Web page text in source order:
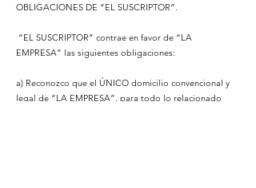
OBLIGACIONES DE “EL SUSCRIPTOR”.
“EL SUSCRIPTOR” contrae en favor de “LA
EMPRESA” las siguientes obligaciones:
a) Reconozco que el ÚNICO domicilio convencional y
legal de “LA EMPRESA”, para todo lo relacionado